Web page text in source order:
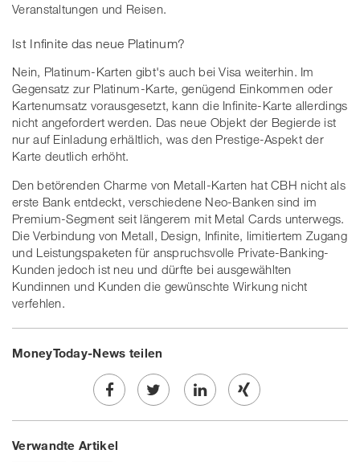
Veranstaltungen und Reisen.
Ist Infinite das neue Platinum?
Nein, Platinum-Karten gibt's auch bei Visa weiterhin. Im
Gegensatz zur Platinum-Karte, genügend Einkommen oder
Kartenumsatz vorausgesetzt, kann die Infinite-Karte allerdings
nicht angefordert werden. Das neue Objekt der Begierde ist
nur auf Einladung erhältlich, was den Prestige-Aspekt der
Karte deutlich erhöht.
Den betörenden Charme von Metall-Karten hat CBH nicht als
erste Bank entdeckt, verschiedene Neo-Banken sind im
Premium-Segment seit längerem mit Metal Cards unterwegs.
Die Verbindung von Metall, Design, Infinite, limitiertem Zugang
und Leistungspaketen für anspruchsvolle Private-Banking-
Kunden jedoch ist neu und dürfte bei ausgewählten
Kundinnen und Kunden die gewünschte Wirkung nicht
verfehlen.
MoneyToday-News teilen
Share
on
Twe
Share Share
Verwandte Artikel